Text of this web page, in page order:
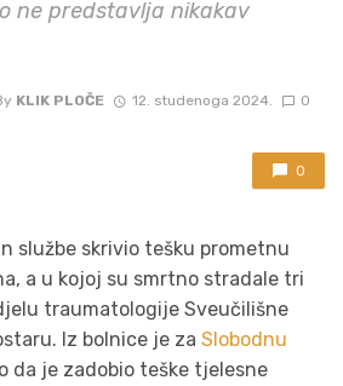
ne predstavlja nikakav
KLIK PLOČE 12. studenoga 2024. 0
0
službe skrivio tešku prometnu
a u kojoj su smrtno stradale tri
traumatologije Sveučilišne
Iz bolnice je za Slobodnu
da je zadobio teške tjelesne